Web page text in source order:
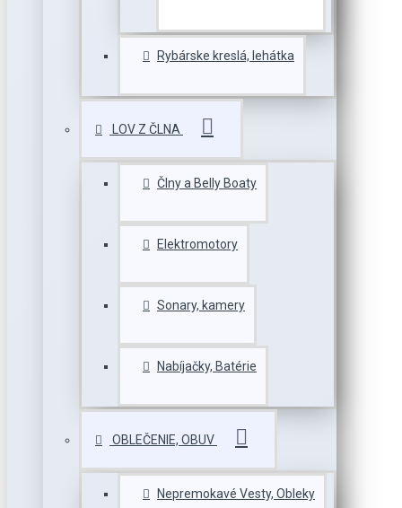
Rybárske kreslá, lehátka
LOV Z ČLNA
Člny a Belly Boaty
Elektromotory
Sonary, kamery
Nabíjačky, Batérie
OBLEČENIE, OBUV
Nepremokavé Vesty, Obleky